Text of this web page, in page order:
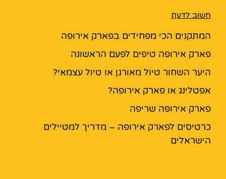
חשוב לדעת
המתקנים הכי מפחידים בפארק אירופה
פארק אירופה טיפים לפעם הראשונה
היער השחור טיול מאורגן או טיול עצמאי?
אפטלינג או פארק אירופה?
פארק אירופה שריפה
כרטיסים לפארק אירופה – מדריך למטיילים
הישראלים